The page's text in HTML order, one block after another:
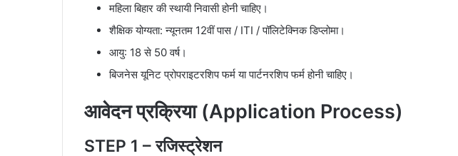
महिला बिहार की स्थायी निवासी होनी चाहिए।
शैक्षिक योग्यता: न्यूनतम 12वीं पास / ITI / पॉलिटेक्निक डिप्लोमा।
आयु: 18 से 50 वर्ष।
बिजनेस यूनिट प्रोपराइटरशिप फर्म या पार्टनरशिप फर्म होनी चाहिए।
आवेदन प्रक्रिया (Application Process)
STEP 1 – रजिस्ट्रेशन